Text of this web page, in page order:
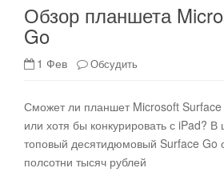
Обзор планшета
Go
1 Фев Обсудить
Сможет ли планшет Microsoft Surface
или хотя бы конкурировать с iPad?
топовый десятидюмовый Surface Go
полсотни тысяч рублей